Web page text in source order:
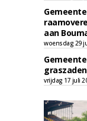
aan
woensdag 29
vrijdag 17 juli